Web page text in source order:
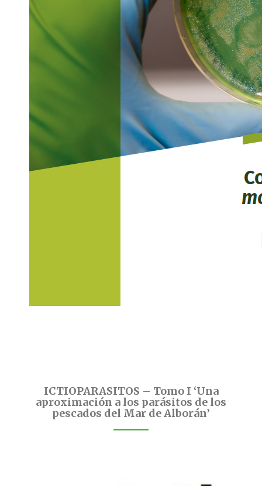
ICTIOPARASITOS – Tomo I ‘Una
aproximación a los parásitos de los
pescados del Mar de Alborán’